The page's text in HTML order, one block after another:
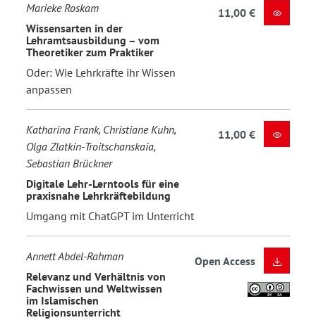
Marieke Roskam
Wissensarten in der
Lehramtsausbildung – vom
Theoretiker zum Praktiker
Oder: Wie Lehrkräfte ihr Wissen
anpassen
11,00 €
Katharina Frank, Christiane Kuhn,
Olga Zlatkin-Troitschanskaia,
Sebastian Brückner
Digitale Lehr-Lerntools für eine
praxisnahe Lehrkräftebildung
Umgang mit ChatGPT im Unterricht
11,00 €
Annett Abdel-Rahman
Relevanz und Verhältnis von
Fachwissen und Weltwissen
im Islamischen
Religionsunterricht
Open Access